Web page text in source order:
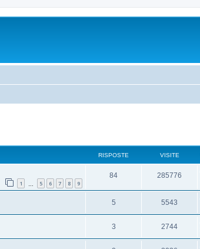
RISPOSTE VISITE
1 5 6 7 8 9
84 285776
5 5543
3 2744